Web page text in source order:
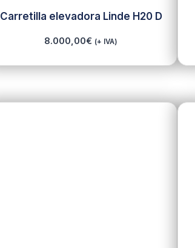
Carretilla elevadora Linde H20 D
8.000,00€ (+ IVA)